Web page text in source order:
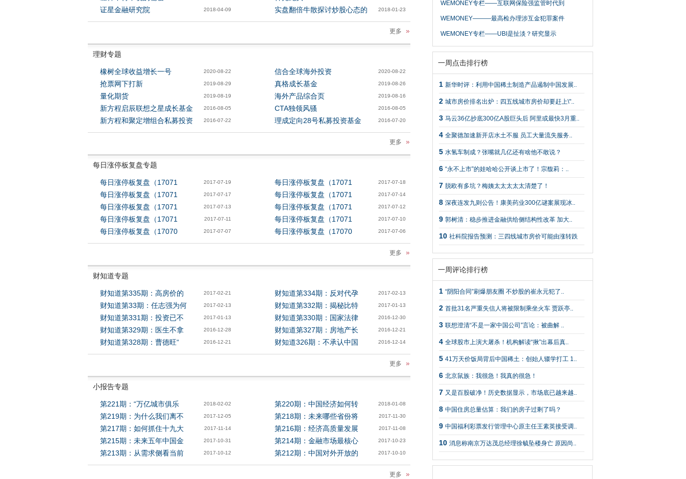
2018-04-09
证星金融研究院 2018-01-23
实盘翻倍牛散探讨炒股心态的
更多
理财专题
2020-08-22
橡树全球收益增长一号 2020-08-22
信合全球海外投资
2019-08-29
抢票网下打新 2019-08-26
真格成长基金
2019-08-19
量化期货 2019-08-16
海外产品综合页
2016-08-05
新方程启辰联想之星成长基金 2016-08-05
CTA独领风骚
2016-07-22
新方程和聚定增组合私募投资 2016-07-20
理成定向28号私募投资基金
更多
每日涨停板复盘专题
2017-07-19
每日涨停板复盘（17071 2017-07-18
每日涨停板复盘（17071
2017-07-17
每日涨停板复盘（17071 2017-07-14
每日涨停板复盘（17071
2017-07-13
每日涨停板复盘（17071 2017-07-12
每日涨停板复盘（17071
2017-07-11
每日涨停板复盘（17071 2017-07-10
每日涨停板复盘（17071
2017-07-07
每日涨停板复盘（17070 2017-07-06
每日涨停板复盘（17070
更多
财知道专题
2017-02-21
财知道第335期：高房价的 2017-02-13
财知道第334期：反对代孕
2017-02-13
财知道第33期：任志强为何 2017-01-13
财知道第332期：揭秘比特
2017-01-13
财知道第331期：投资已不 2016-12-30
财知道第330期：国家法律
2016-12-28
财知道第329期：医生不拿 2016-12-21
财知道第327期：房地产长
2016-12-21
财知道第328期：曹德旺“ 2016-12-14
财知道326期：不承认中国
更多
小报告专题
2018-02-02
第221期：“万亿城市俱乐 2018-01-08
第220期：中国经济如何转
2017-12-05
第219期：为什么我们离不 2017-11-30
第218期：未来哪些省份将
2017-11-14
第217期：如何抓住十九大 2017-11-08
第216期：经济高质量发展
2017-10-31
第215期：未来五年中国金 2017-10-23
第214期：金融市场最核心
2017-10-12
第213期：从需求侧看当前 2017-10-10
第212期：中国对外开放的
更多
WEMONEY专栏——互联网保险强监管时代到
WEMONEY———最高检办理涉互金犯罪案件
WEMONEY专栏——UBI是扯淡？研究显示
一周点击排行榜
1 新华时评：利用中国稀土制造产品遏制中国发展..
2 城市房价排名出炉：四五线城市房价却要赶上\"..
3 马云36亿抄底300亿A股巨头后 阿里或最快3月重..
4 全聚德加速新开店水土不服 员工大量流失服务..
5 水氢车制成？张嘴就几亿还有啥他不敢说？
6 “永不上市”的娃哈哈公开谈上市了！宗馥莉：..
7 脱欧有多坑？梅姨太太太太太清楚了！
8 深夜连发九则公告！康美药业300亿谜案展现冰..
9 郭树清：稳步推进金融供给侧结构性改革 加大..
10 社科院报告预测：三四线城市房价可能由涨转跌
一周评论排行榜
1 “阴阳合同”刷爆朋友圈 不炒股的崔永元犯了..
2 首批31名严重失信人将被限制乘坐火车 贾跃亭..
3 联想澄清“不是一家中国公司”言论：被曲解 ..
4 全球股市上演大屠杀！机构解读“揪”出幕后真..
5 41万天价饭局背后中国稀土：创始人辍学打工 1..
6 北京鼠族：我很急！我真的很急！
7 又是百股破净！历史数据显示，市场底已越来越..
8 中国住房总量估算：我们的房子过剩了吗？
9 中国福利彩票发行管理中心原主任王素英接受调..
10 消息称南京万达茂总经理徐毓坠楼身亡 原因尚..